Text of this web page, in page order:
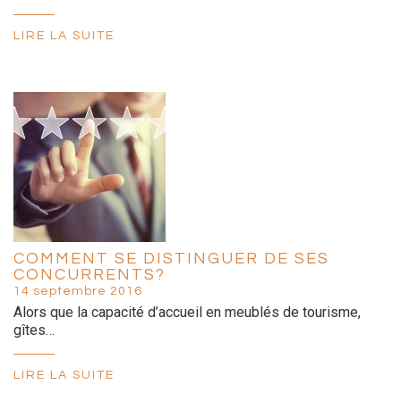
LIRE LA SUITE
COMMENT SE DISTINGUER DE SES
CONCURRENTS?
14 septembre 2016
Alors que la capacité d’accueil en meublés de tourisme,
gîtes…
LIRE LA SUITE